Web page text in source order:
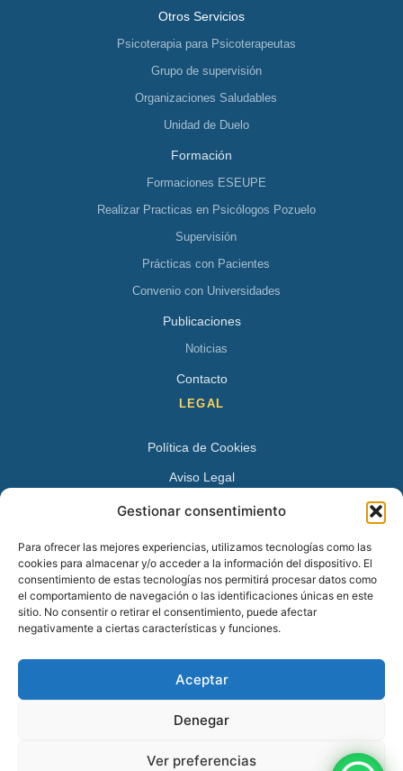
Gestionar consentimiento
Para ofrecer las mejores experiencias, utilizamos tecnologías como las
cookies para almacenar y/o acceder a la información del dispositivo. El
consentimiento de estas tecnologías nos permitirá procesar datos como
el comportamiento de navegación o las identificaciones únicas en este
sitio. No consentir o retirar el consentimiento, puede afectar
negativamente a ciertas características y funciones.
Aceptar
Denegar
Ver preferencias
Otros Servicios
Psicoterapia para Psicoterapeutas
Grupo de supervisión
Organizaciones Saludables
Unidad de Duelo
Formación
Formaciones ESEUPE
Realizar Practicas en Psicólogos Pozuelo
Supervisión
Prácticas con Pacientes
Convenio con Universidades
Publicaciones
Noticias
Contacto
LEGAL
Política de Cookies
Aviso Legal
Política de Privacidad
Avenida Juan XXIII 15 B 28224 – Pozuelo de Alarcón,
Madrid
Tel:+34 913527728
+34 669 83 48 45
info@psicologospozuelo.es